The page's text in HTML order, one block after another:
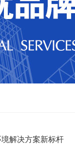
解决方案新标杆